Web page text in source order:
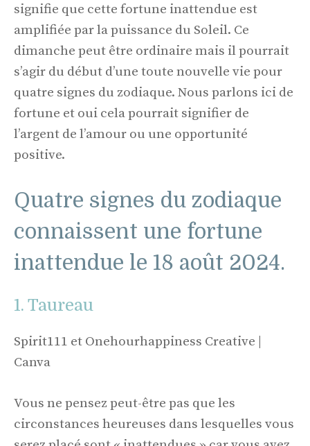
signifie que cette fortune inattendue est
amplifiée par la puissance du Soleil. Ce
dimanche peut être ordinaire mais il pourrait
s’agir du début d’une toute nouvelle vie pour
quatre signes du zodiaque. Nous parlons ici de
fortune et oui cela pourrait signifier de
l’argent de l’amour ou une opportunité
positive.
Quatre signes du zodiaque
connaissent une fortune
inattendue le 18 août 2024.
1. Taureau
Spirit111 et Onehourhappiness Creative |
Canva
Vous ne pensez peut-être pas que les
circonstances heureuses dans lesquelles vous